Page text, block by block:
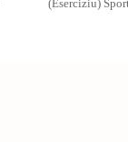
(Eserciziu)